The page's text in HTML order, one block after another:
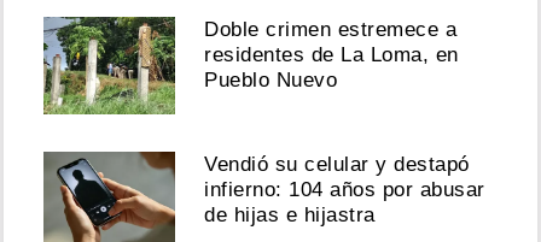
Doble crimen estremece a
residentes de La Loma, en
Pueblo Nuevo
Vendió su celular y destapó
infierno: 104 años por abusar
de hijas e hijastra